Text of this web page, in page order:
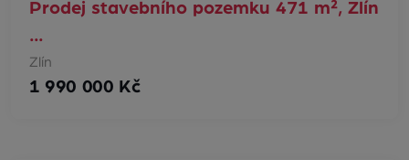
Prodej stavebního pozemku 471 m², Zlín
…
Zlín
1 990 000 Kč